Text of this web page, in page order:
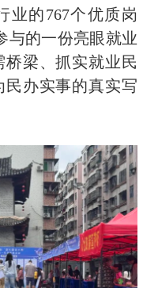
业的767个优质岗
与的一份亮眼就业
梁、抓实就业民
办实事的真实写